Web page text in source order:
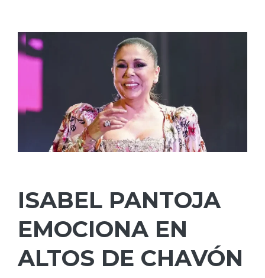
ISABEL PANTOJA
EMOCIONA EN
ALTOS DE CHAVÓN